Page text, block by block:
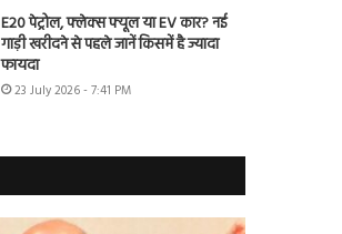
E20 पेट्रोल, फ्लेक्स फ्यूल या EV कार? नई
गाड़ी खरीदने से पहले जानें किसमें है ज्यादा
फायदा
23 July 2026 - 7:41 PM